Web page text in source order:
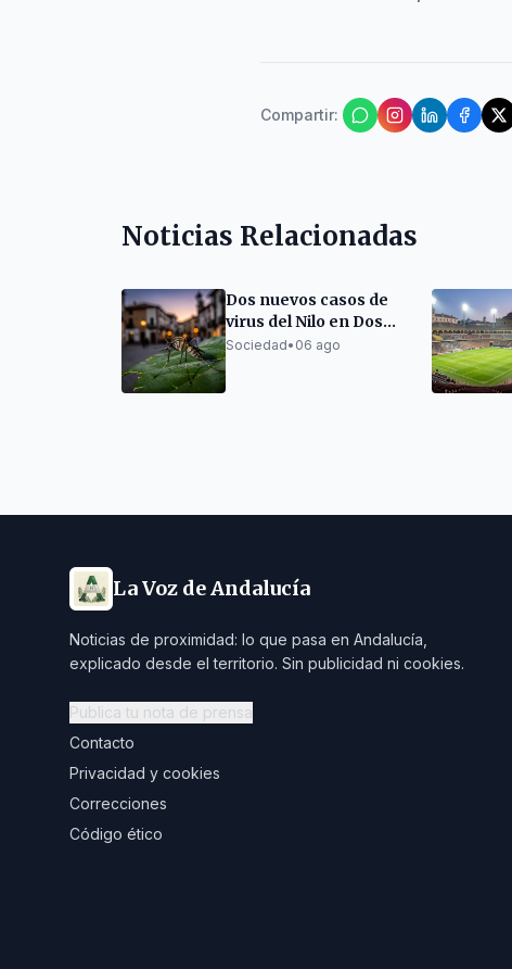
Compartir:
Noticias Relacionadas
Dos nuevos casos de
virus del Nilo en Dos
Hermanas, uno grave
Sociedad• 06 ago
La Voz de Andalucía
Noticias de proximidad: lo que pasa en Andalucía,
explicado desde el territorio. Sin publicidad ni cookies.
Publica tu nota de prensa
Contacto
Privacidad y cookies
Correcciones
Código ético